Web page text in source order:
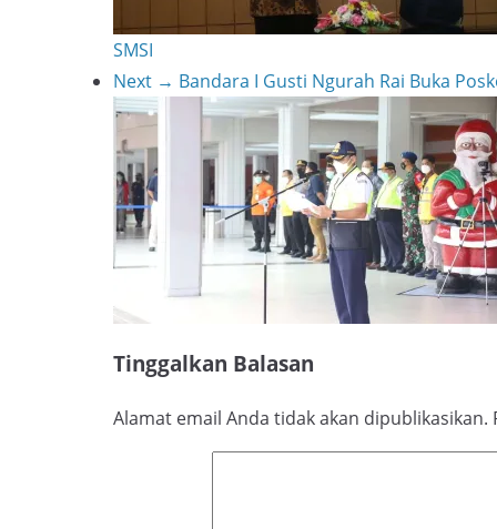
SMSI
Next → Bandara I Gusti Ngurah Rai Buka
Tinggalkan Balasan
Alamat email Anda tidak akan dipublikasikan.